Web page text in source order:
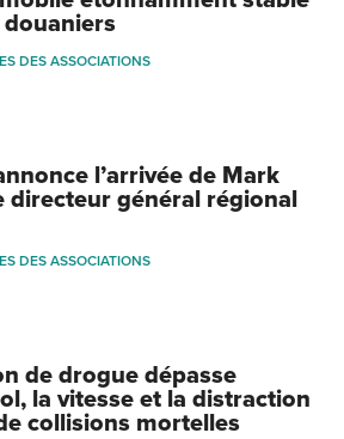
DES ASSOCIATIONS
l’arrivée de Mark
directeur général régional
DES ASSOCIATIONS
de drogue dépasse
la vitesse et la distraction
collisions mortelles